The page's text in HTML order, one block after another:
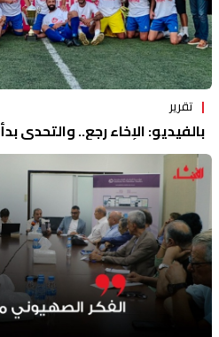
تقرير
بالفيديو: الإخاء رجع.. والتحدي بدأ